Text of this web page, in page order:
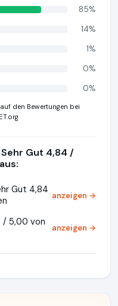
85%
14%
1%
0%
0%
den Bewertungen bei
Gut 4,84 /
Gut 4,84 anzeigen →
/ 5,00 von
anzeigen →